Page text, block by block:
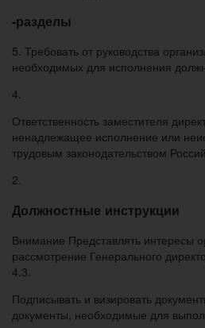
-разделы
5. Требовать от руководства
необходимых для исполнения
4.
Ответственность заместителя
ненадлежащее исполнение или
трудовым законодательством
2.
Должностные инструкции
Внимание Представлять интересы
рассмотрение Генерального
4.3.
Подписывать и визировать
документы, необходимые для